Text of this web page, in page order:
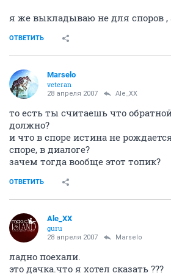
я же выкладываю не для споров ,
ОТВЕТИТЬ
Marselo
veteran
28 апреля 2007 Ale_XX
то есть ты считаешь что
должно?
и что в споре истина не
споре, в диалоге?
зачем тогда вообще этот топик?
ОТВЕТИТЬ
Ale_XX
guru
28 апреля 2007 Marselo
ладно поехали.
это дачка.что я хотел сказать ???